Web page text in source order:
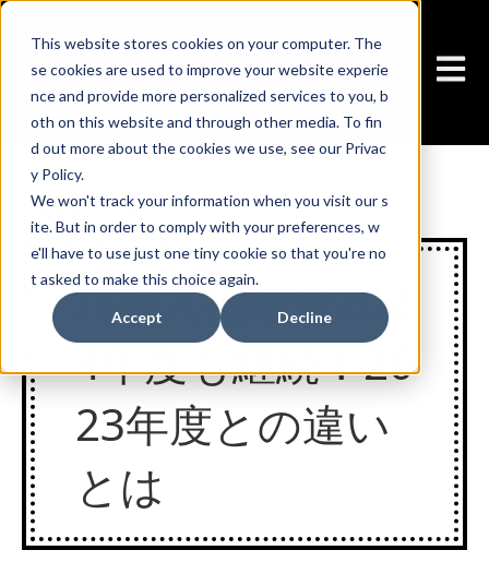
This website stores cookies on your computer. The
se cookies are used to improve your website experie
nce and provide more personalized services to you, b
oth on this website and through other media. To fin
d out more about the cookies we use, see our Privac
y Policy.
We won't track your information when you visit our s
ite. But in order to comply with your preferences, w
e'll have to use just one tiny cookie so that you're no
t asked to make this choice again.
Accept Decline
メイ
2024年1月30日
IT導入補助金202
4年度も継続！20
23年度との違い
とは